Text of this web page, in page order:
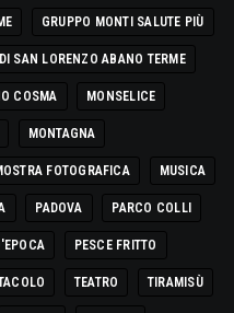
GRUPPO MONTI SALUTE PIÙ
SAN LORENZO ABANO TERME
COSMA MONSELICE
MONTAGNA
FOTOGRAFICA MUSICA
PADOVA PARCO COLLI
PESCE FRITTO
TEATRO TIRAMISÙ